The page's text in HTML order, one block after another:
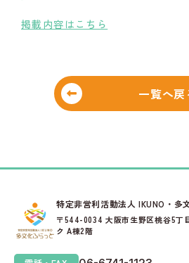
掲載内容はこちら
一覧へ戻
特定非営利活動法人 IKUNO・多
〒544-0034 大阪市生野区桃谷5丁
ク A棟2階